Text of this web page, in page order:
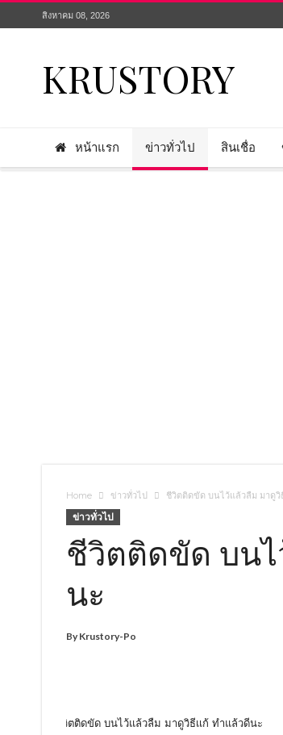
สิงหาคม 08, 2026
KRUSTORY
หน้าแรก ข่าวทั่วไป สินเชื่อ
Home ข่าวทั่วไป ชีวิตติดขัด บนไว้แล้วลืม มาดูวิ
ข่าวทั่วไป
ชีวิตติดขัด บนไ
นะ
By Krustory-Po